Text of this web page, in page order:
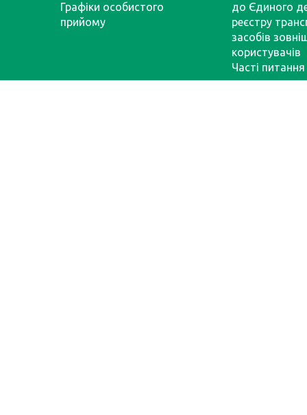
Графіки особистого
прийому
до Єдиного
реєстру
засобів
користувачів
Часті питання